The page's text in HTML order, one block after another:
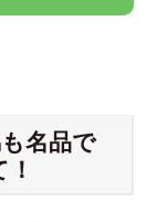
名品で